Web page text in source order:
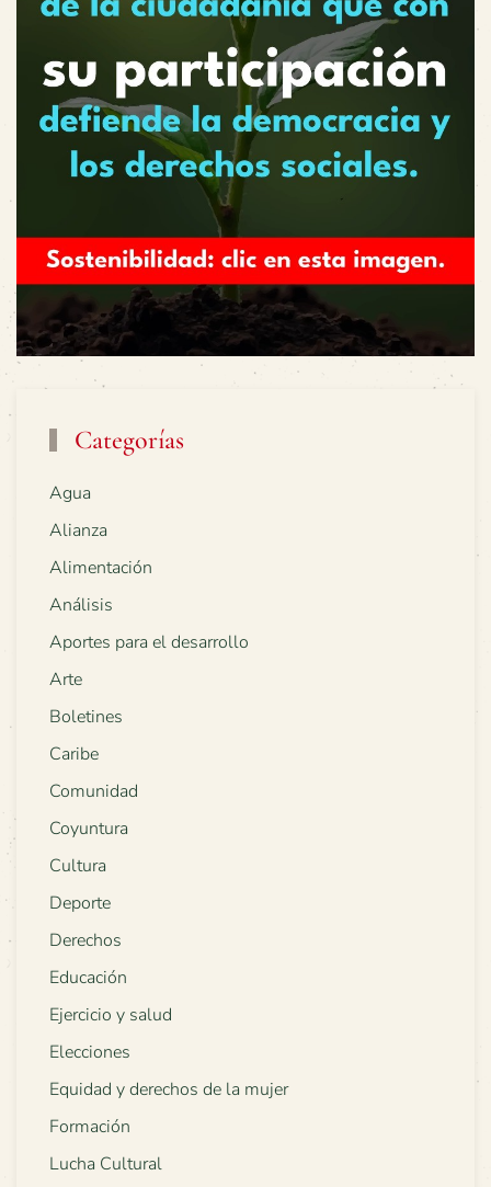
Categorías
Agua
Alianza
Alimentación
Análisis
Aportes para el desarrollo
Arte
Boletines
Caribe
Comunidad
Coyuntura
Cultura
Deporte
Derechos
Educación
Ejercicio y salud
Elecciones
Equidad y derechos de la mujer
Formación
Lucha Cultural